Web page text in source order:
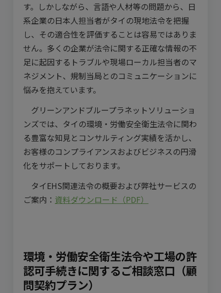
す。しかしながら、言語や人材等の問題から、日
系企業の日本人担当者がタイの現地法令を把握
し、その適合性を評価することは容易ではありま
せん。多くの企業が法令に関する正確な情報の不
足に起因するトラブルや現場ローカル担当者のマ
ネジメント、規制当局とのコミュニケーションに
悩みを抱えています。
グリーンアンドブループラネットソリューショ
ンズでは、タイの環境・労働安全衛生法令に関わ
る豊富な知見とコンサルティング実績を活かし、
お客様のコンプライアンスおよびビジネスの円滑
化をサポートしております。
タイEHS関連法令の概要および弊社サービスの
ご案内： 資料ダウンロード（PDF）
環境・労働安全衛生法令や工場の許
認可手続きに関するご相談窓口（顧
問契約プラン）